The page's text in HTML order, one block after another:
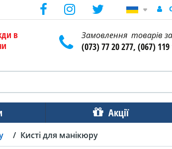
в
Замовлення товарів
(073) 77 20 277, (067)
Акції
Кисті для манікюру